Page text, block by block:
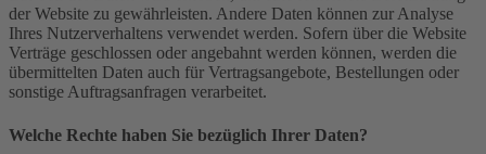
der Website zu gewährleisten. Andere Daten können zur Analyse
Ihres Nutzerverhaltens verwendet werden. Sofern über die Website
Verträge geschlossen oder angebahnt werden können, werden die
übermittelten Daten auch für Vertragsangebote, Bestellungen oder
sonstige Auftragsanfragen verarbeitet.
Welche Rechte haben Sie bezüglich Ihrer Daten?